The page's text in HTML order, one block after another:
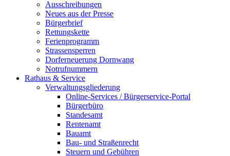
Ausschreibungen
Neues aus der Presse
Bürgerbrief
Rettungskette
Ferienprogramm
Strassensperren
Dorferneuerung Dornwang
Notrufnummern
Rathaus & Service
Verwaltungsgliederung
Online-Services / Bürgerservice-Portal
Bürgerbüro
Standesamt
Rentenamt
Bauamt
Bau- und Straßenrecht
Steuern und Gebühren